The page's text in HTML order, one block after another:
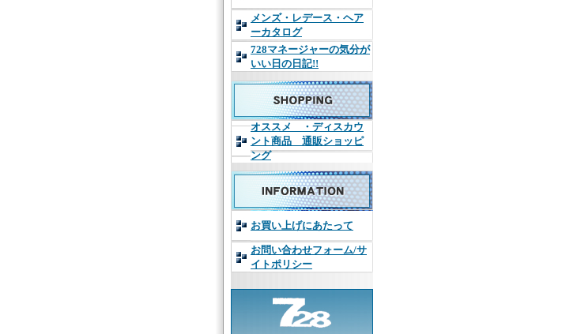
メンズ・レデース・ヘア
ーカタログ
728マネージャーの気分が
いい日の日記!!
オススメ ・ディスカウ
ント商品 通販ショッピ
ング
お買い上げにあたって
お問い合わせフォーム/サ
イトポリシー